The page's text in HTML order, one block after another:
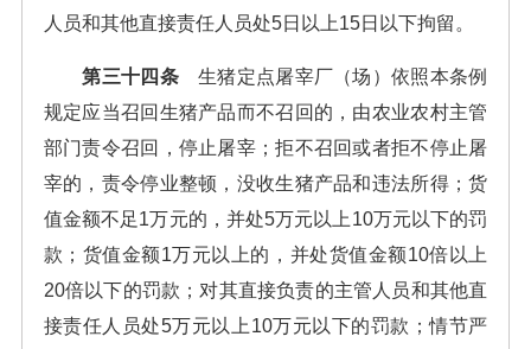
人员和其他直接责任人员处5日以上15日以下拘留。
第三十四条生猪定点屠宰厂（场）依照本条例
规定应当召回生猪产品而不召回的，由农业农村主管
部门责令召回，停止屠宰；拒不召回或者拒不停止屠
宰的，责令停业整顿，没收生猪产品和违法所得；货
值金额不足1万元的，并处5万元以上10万元以下的罚
款；货值金额1万元以上的，并处货值金额10倍以上
20倍以下的罚款；对其直接负责的主管人员和其他直
接责任人员处5万元以上10万元以下的罚款；情节严